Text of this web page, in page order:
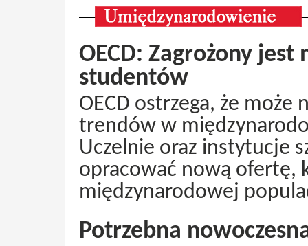
OECD: Zagrożony
studentów
OECD ostrzega, że
trendów w
Uczelnie oraz instytucje
opracować nową ofertę,
międzynarodowej
Potrzebna